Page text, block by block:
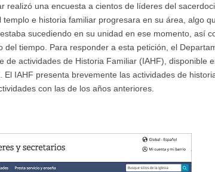
realizó una encuesta a cientos de líderes del
e historia familiar progresara en su área, algo
sucediendo en su unidad en ese momento, así
tiempo. Para responder a esta petición, el
de actividades de Historia Familiar (IAHF), disponible
El IAHF presenta brevemente las actividades de
con las de los años anteriores.